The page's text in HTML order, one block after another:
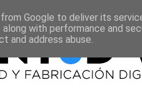
Google to deliver its
along with performance and
and address abuse.